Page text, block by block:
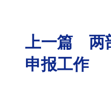
上一篇 两
申报工作